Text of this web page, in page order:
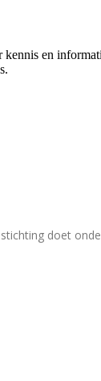
en
doet